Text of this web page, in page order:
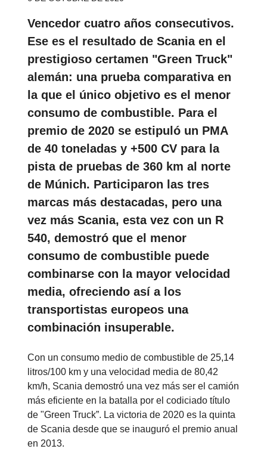
Vencedor cuatro años consecutivos.
Ese es el resultado de Scania en el
prestigioso certamen "Green Truck"
alemán: una prueba comparativa en
la que el único objetivo es el menor
consumo de combustible. Para el
premio de 2020 se estipuló un PMA
de 40 toneladas y +500 CV para la
pista de pruebas de 360 km al norte
de Múnich. Participaron las tres
marcas más destacadas, pero una
vez más Scania, esta vez con un R
540, demostró que el menor
consumo de combustible puede
combinarse con la mayor velocidad
media, ofreciendo así a los
transportistas europeos una
combinación insuperable.
Con un consumo medio de combustible de 25,14
litros/100 km y una velocidad media de 80,42
km/h, Scania demostró una vez más ser el camión
más eficiente en la batalla por el codiciado título
de "Green Truck”. La victoria de 2020 es la quinta
de Scania desde que se inauguró el premio anual
en 2013.